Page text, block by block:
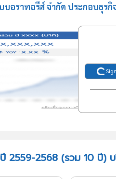
บอราทอรีส์ จำกัด ประกอบธุร
2559-2568 (รวม 10 ปี)